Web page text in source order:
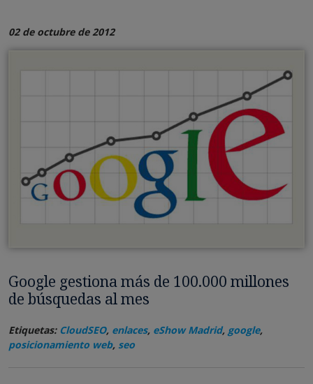
02 de octubre de 2012
Google gestiona más de 100.000 millones
de búsquedas al mes
Etiquetas: CloudSEO, enlaces, eShow Madrid, google,
posicionamiento web, seo